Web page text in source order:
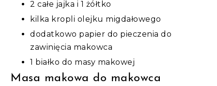
2 całe jajka i 1 żółtko
kilka kropli olejku migdałowego
dodatkowo papier do pieczenia do
zawinięcia makowca
1 białko do masy makowej
Masa makowa do makowca